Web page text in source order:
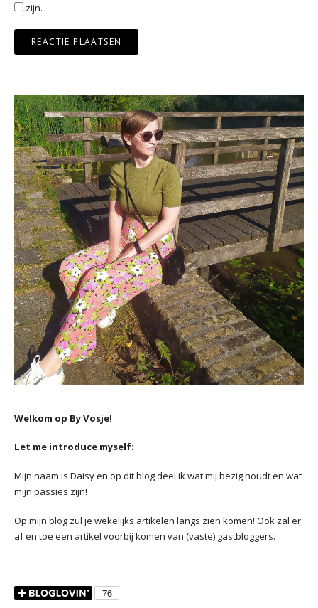
zijn.
Welkom op By Vosje!
Let me introduce myself:
Mijn naam is Daisy en op dit blog deel ik wat mij bezig houdt en wat
mijn passies zijn!
Op mijn blog zul je wekelijks artikelen langs zien komen! Ook zal er
af en toe een artikel voorbij komen van (vaste) gastbloggers.